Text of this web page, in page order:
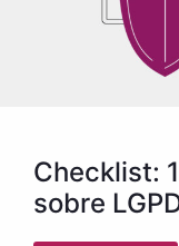
Checklist:
sobre